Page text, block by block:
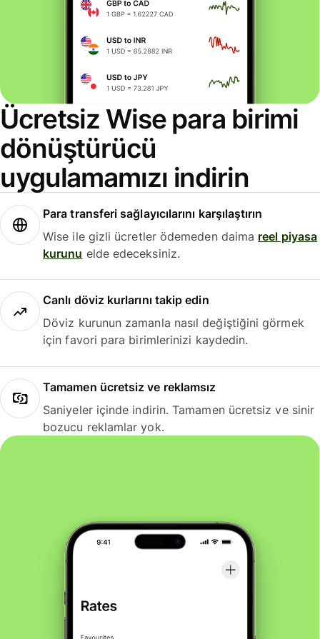
Ücretsiz Wise para birimi
dönüştürücü
uygulamamızı indirin
Para transferi sağlayıcılarını karşılaştırın
Wise ile gizli ücretler ödemeden daima reel piyasa
kurunu elde edeceksiniz.
Canlı döviz kurlarını takip edin
Döviz kurunun zamanla nasıl değiştiğini görmek
için favori para birimlerinizi kaydedin.
Tamamen ücretsiz ve reklamsız
Saniyeler içinde indirin. Tamamen ücretsiz ve sinir
bozucu reklamlar yok.